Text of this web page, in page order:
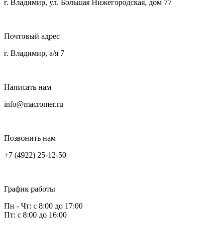
г. Владимир, ул. Большая Нижегородская, дом 77
Почтовый адрес
г. Владимир, а/я 7
Написать нам
info@macromer.ru
Позвонить нам
+7 (4922) 25-12-50
График работы
Пн - Чт: с 8:00 до 17:00
Пт: с 8:00 до 16:00